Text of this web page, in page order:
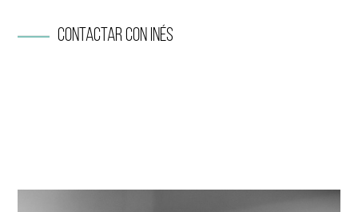
Contactar con Inés